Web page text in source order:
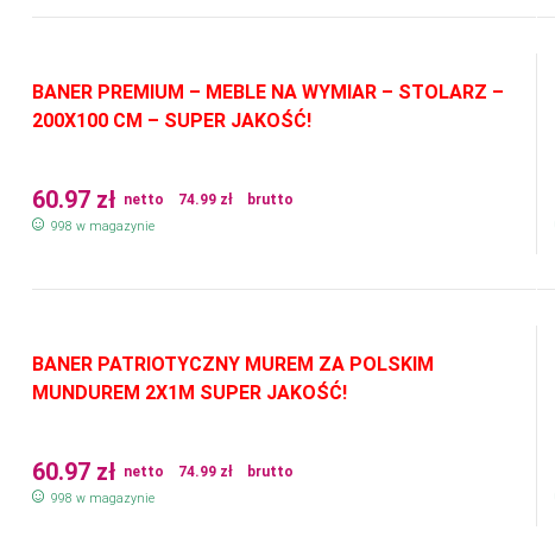
BANER PREMIUM – MEBLE NA WYMIAR – STOLARZ –
200X100 CM – SUPER JAKOŚĆ!
60.97 zł netto 74.99 zł brutto
998 w magazynie
BANER PATRIOTYCZNY MUREM ZA POLSKIM
MUNDUREM 2X1M SUPER JAKOŚĆ!
60.97 zł netto 74.99 zł brutto
998 w magazynie